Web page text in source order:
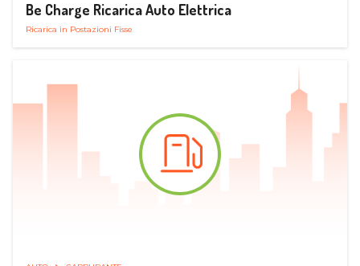
Be Charge Ricarica Auto Elettrica
Ricarica in Postazioni Fisse